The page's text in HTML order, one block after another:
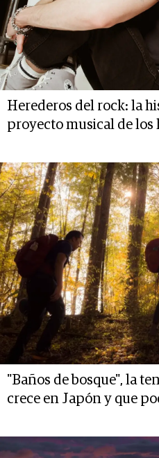
Herederos del rock: la
proyecto musical de los
"Baños de bosque", la
crece en Japón y que